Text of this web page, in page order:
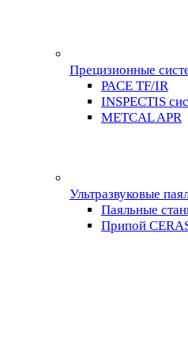
Прецизионные
PACE TF/IR
INSPECTIS
METCAL APR
Ультразвуковые
Паяльные
Припой